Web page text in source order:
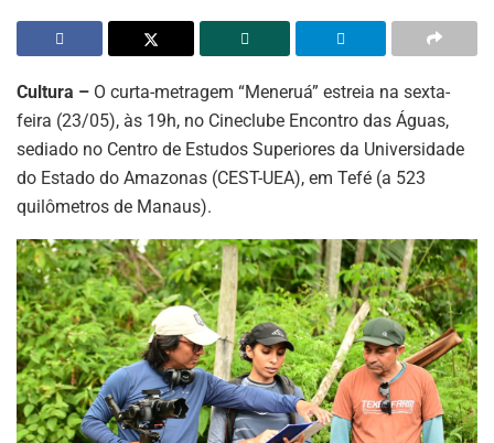
Cultura – O curta-metragem “Meneruá” estreia na sexta-
feira (23/05), às 19h, no Cineclube Encontro das Águas,
sediado no Centro de Estudos Superiores da Universidade
do Estado do Amazonas (CEST-UEA), em Tefé (a 523
quilômetros de Manaus).